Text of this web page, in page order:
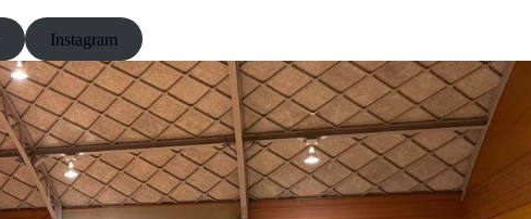
Instagram